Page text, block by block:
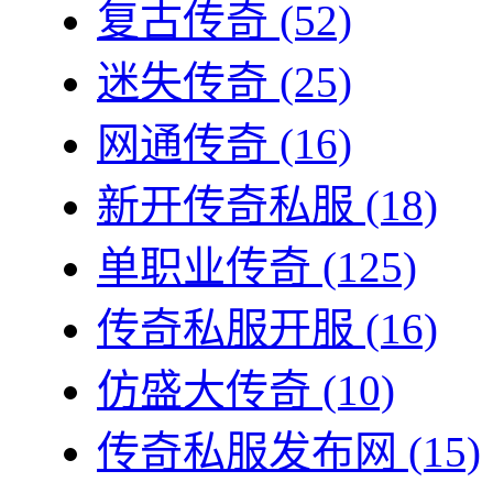
复古传奇 (52)
迷失传奇 (25)
网通传奇 (16)
新开传奇私服 (18)
单职业传奇 (125)
传奇私服开服 (16)
仿盛大传奇 (10)
传奇私服发布网 (15)